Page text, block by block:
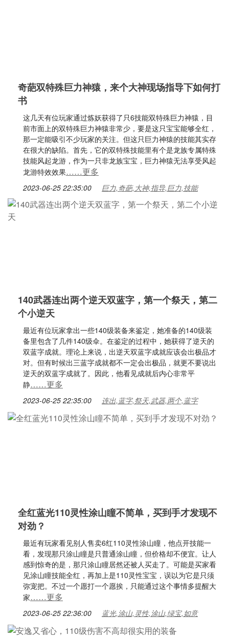
奇葩双特殊巨力神猿，来个大神现场指导下如何打
书
这几天有位玩家通过炼妖获得了只6技能双特殊巨力神猿，目
前市面上的双特殊巨力神猿非常少，要是这只宝宝能够全红，
那一定能吸引不少玩家的关注。但这只巨力神猿的技能其实存
在很大的缺陷。首先，它的双特殊技能里有个是龙族专属特殊
技能风起龙游，作为一只非龙族宝宝，巨力神猿无法享受风起
龙游特效效果……更多
2023-06-25 22:35:00 巨力,奇葩,大神,指导,巨力,技能
140武器连出两个逆天双蓝字，第一个祭天，第二
个小逆天
最近有位玩家拿出一些140级装备来鉴定，她准备的140级装
备里包含了几件140级伞。在鉴定的过程中，她获得了逆天的
双蓝字成就。理论上来说，出逆天双蓝字成就应该会出极品才
对。但有时候出三蓝字成就都不一定会出极品，就更不要说出
逆天的双蓝字成就了。因此，他看见成就后内心非常平
静……更多
2023-06-25 22:35:00 连出,蓝字,祭天,武器,两个,蓝字
全红蓝光110灵性涂山瞳不简单，买到手才发现不
对劲？
最近有玩家看见别人售卖6红110灵性涂山瞳，他点开技能一
看，发现那只涂山瞳是只普通涂山瞳，但价格却不便宜。让人
感到惊奇的是，那只涂山瞳居然还被人买走了。可能是买家看
见涂山瞳技能全红，再加上是110灵性宝宝，误以为它是只须
弥宠把。不过一个愿打一个愿挨，只能通过这个事情多提醒大
家……更多
2023-06-25 22:36:00 蓝光,涂山,灵性,涂山,绿宝,如意